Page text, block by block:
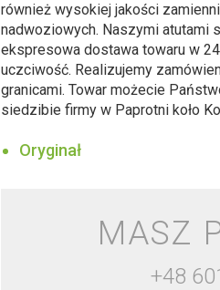
również wysokiej jakości
nadwoziowych. Naszymi atutami
ekspresowa dostawa towaru w
uczciwość. Realizujemy
granicami. Towar możecie
siedzibie firmy w Paprotni koło
Oryginał
MASZ
+48